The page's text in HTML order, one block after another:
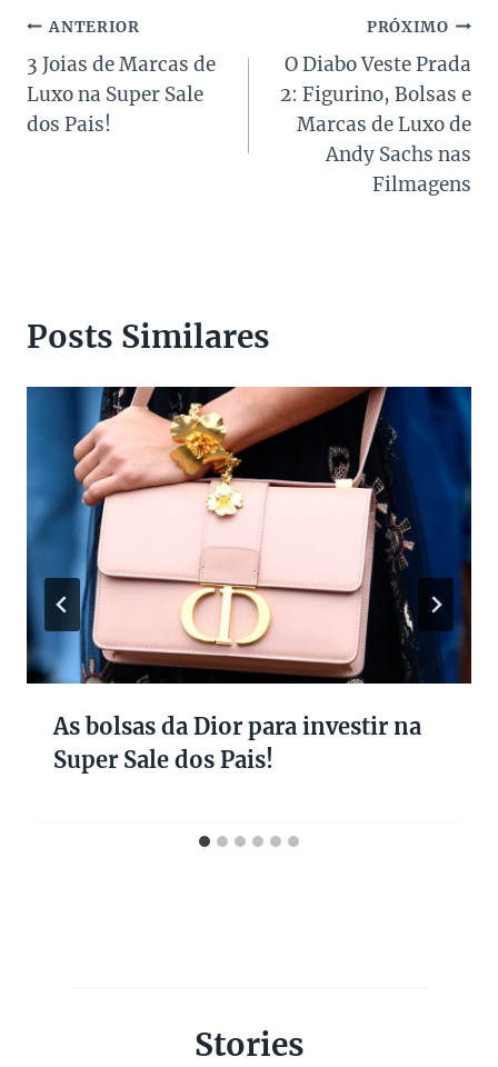
Navegação
de
Post
ANTERIOR
3 Joias de Marcas de
Luxo na Super Sale
dos Pais!
PRÓXIMO
O Diabo Veste Prada
2: Figurino, Bolsas e
Marcas de Luxo de
Andy Sachs nas
Filmagens
Posts Similares
As bolsas da Dior para investir na
Super Sale dos Pais!
Stories